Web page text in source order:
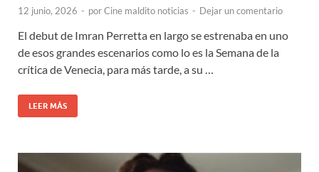
12 junio, 2026 - porCine maldito noticias - Dejar un comentario
El debut de Imran Perretta en largo se estrenaba en uno
de esos grandes escenarios como lo es la Semana de la
crítica de Venecia, para más tarde, a su …
LEER MÁS